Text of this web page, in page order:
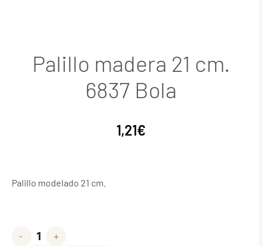
Palillo madera 21 cm.
6837 Bola
1,21€
Palillo modelado 21 cm.
- +